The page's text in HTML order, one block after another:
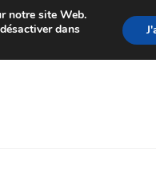
Du lundi au
notre site Web.
dans